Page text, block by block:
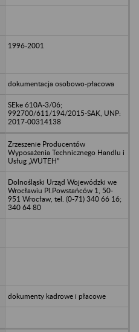
1996-2001
dokumentacja osobowo-płacowa
SEke 610A-3/06;
992700/611/194/2015-SAK, UNP:
2017-00314138
Zrzeszenie Producentów
Wyposażenia Technicznego Handlu i
Usług „WUTEH”
Dolnośląski Urząd Wojewódzki we
Wrocławiu Pl.Powstańców 1, 50-
951 Wrocław, tel. (0-71) 340 66 16;
340 64 80
dokumenty kadrowe i płacowe